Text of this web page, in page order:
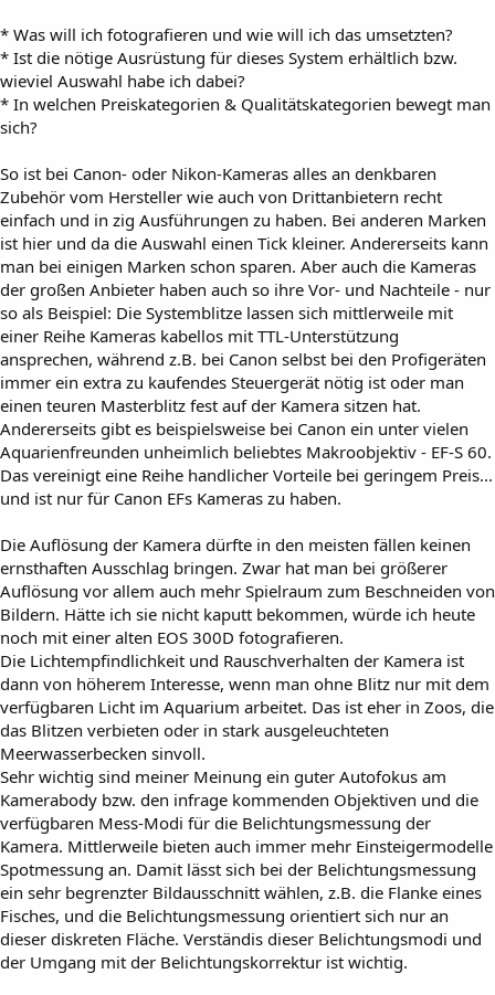
* Was will ich fotografieren und wie will ich das umsetzten?
* Ist die nötige Ausrüstung für dieses System erhältlich bzw.
wieviel Auswahl habe ich dabei?
* In welchen Preiskategorien & Qualitätskategorien bewegt man
sich?
So ist bei Canon- oder Nikon-Kameras alles an denkbaren
Zubehör vom Hersteller wie auch von Drittanbietern recht
einfach und in zig Ausführungen zu haben. Bei anderen Marken
ist hier und da die Auswahl einen Tick kleiner. Andererseits kann
man bei einigen Marken schon sparen. Aber auch die Kameras
der großen Anbieter haben auch so ihre Vor- und Nachteile - nur
so als Beispiel: Die Systemblitze lassen sich mittlerweile mit
einer Reihe Kameras kabellos mit TTL-Unterstützung
ansprechen, während z.B. bei Canon selbst bei den Profigeräten
immer ein extra zu kaufendes Steuergerät nötig ist oder man
einen teuren Masterblitz fest auf der Kamera sitzen hat.
Andererseits gibt es beispielsweise bei Canon ein unter vielen
Aquarienfreunden unheimlich beliebtes Makroobjektiv - EF-S 60.
Das vereinigt eine Reihe handlicher Vorteile bei geringem Preis...
und ist nur für Canon EFs Kameras zu haben.
Die Auflösung der Kamera dürfte in den meisten fällen keinen
ernsthaften Ausschlag bringen. Zwar hat man bei größerer
Auflösung vor allem auch mehr Spielraum zum Beschneiden von
Bildern. Hätte ich sie nicht kaputt bekommen, würde ich heute
noch mit einer alten EOS 300D fotografieren.
Die Lichtempfindlichkeit und Rauschverhalten der Kamera ist
dann von höherem Interesse, wenn man ohne Blitz nur mit dem
verfügbaren Licht im Aquarium arbeitet. Das ist eher in Zoos, die
das Blitzen verbieten oder in stark ausgeleuchteten
Meerwasserbecken sinvoll.
Sehr wichtig sind meiner Meinung ein guter Autofokus am
Kamerabody bzw. den infrage kommenden Objektiven und die
verfügbaren Mess-Modi für die Belichtungsmessung der
Kamera. Mittlerweile bieten auch immer mehr Einsteigermodelle
Spotmessung an. Damit lässt sich bei der Belichtungsmessung
ein sehr begrenzter Bildausschnitt wählen, z.B. die Flanke eines
Fisches, und die Belichtungsmessung orientiert sich nur an
dieser diskreten Fläche. Verständis dieser Belichtungsmodi und
der Umgang mit der Belichtungskorrektur ist wichtig.